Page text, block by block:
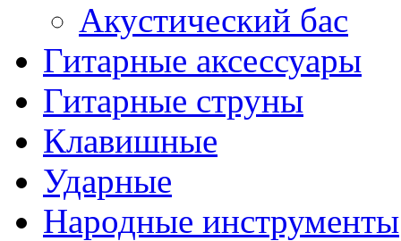
Акустический бас
Гитарные аксессуары
Гитарные струны
Клавишные
Ударные
Народные инструменты